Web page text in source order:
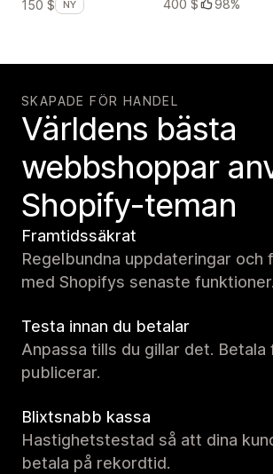
150 $
NY
400 $
98%
SKAPADE FÖR HANDEL
Världens bästa
webbshoppar
Shopify-teman
Framtidssäkrat
Regelbundna uppdateringar och
med Shopifys senaste funktioner.
Testa innan du betalar
Anpassa tills du gillar det. Betala
publicerar.
Blixtsnabb kassa
Hastighetstestad så att dina
betala på rekordtid.